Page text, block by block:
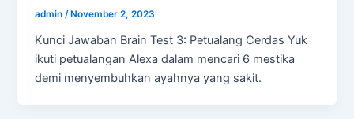
admin/ November 2, 2023
Kunci Jawaban Brain Test 3: Petualang Cerdas Yuk
ikuti petualangan Alexa dalam mencari 6 mestika
demi menyembuhkan ayahnya yang sakit.